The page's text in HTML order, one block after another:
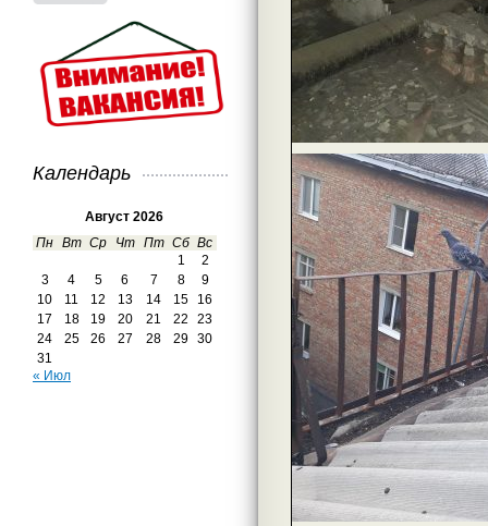
Календарь
Август 2026
Пн Вт Ср Чт Пт Сб Вс
1
2
3
4 5 6 7 8
9
10
11 12 13 14 15
16
17
18 19 20 21 22
23
24
25 26 27 28 29
30
31
« Июл